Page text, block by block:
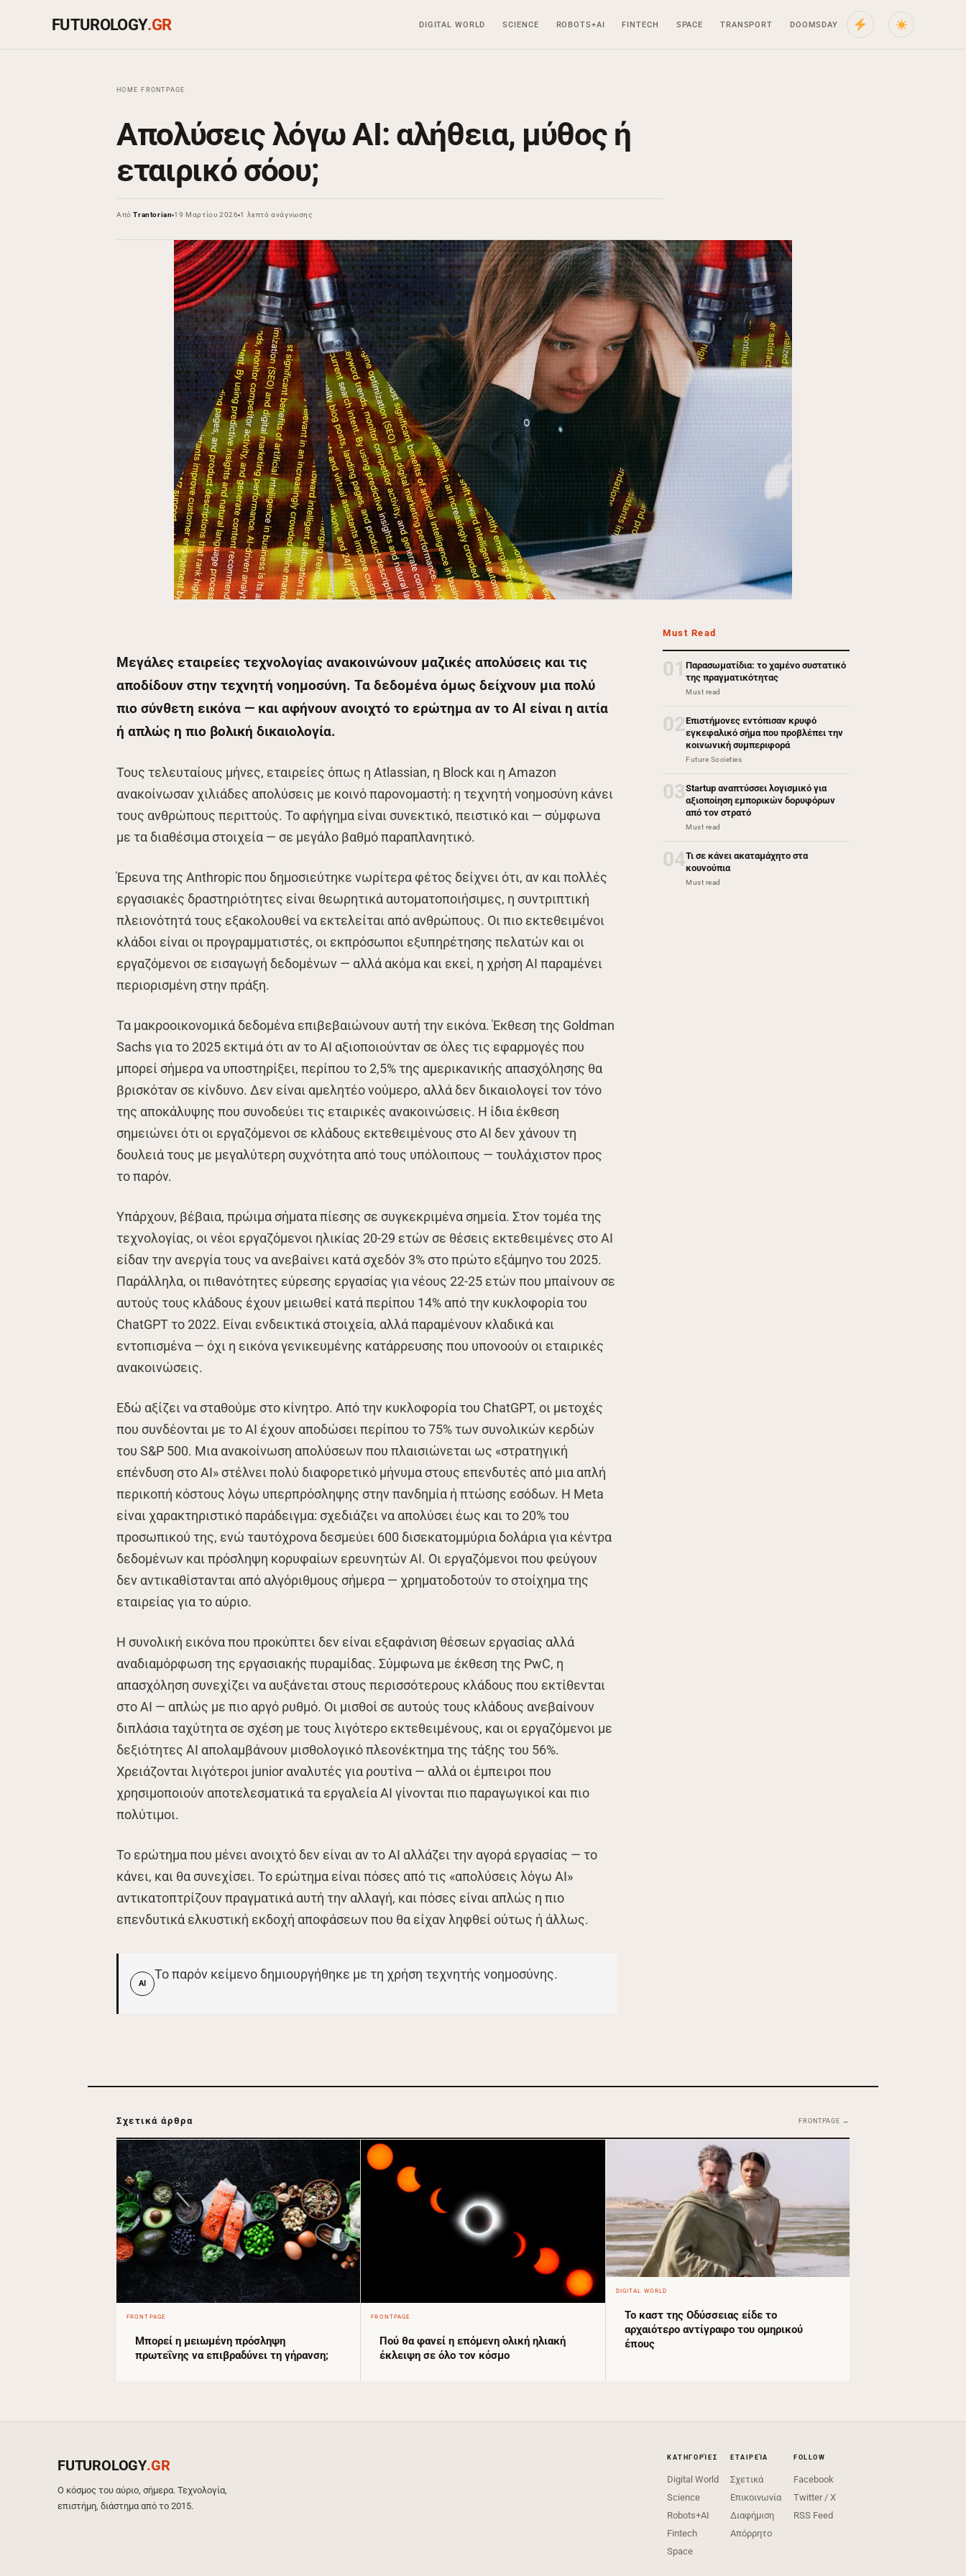
FUTUROLOGY.GR DIGITAL WORLD SCIENCE ROBOTS+AI FINTECH SPACE TRANSPORT DOOMSDAY
HOME FRONTPAGE
Απολύσεις λόγω AI: αλήθεια, μύθος ή
εταιρικό σόου;
ΑπόTrantorian 19 Μαρτίου 2026 1 λεπτό ανάγνωσης
Μεγάλες εταιρείες τεχνολογίας ανακοινώνουν μαζικές απολύσεις και τις
αποδίδουν στην τεχνητή νοημοσύνη. Τα δεδομένα όμως δείχνουν μια πολύ
πιο σύνθετη εικόνα — και αφήνουν ανοιχτό το ερώτημα αν το AI είναι η αιτία
ή απλώς η πιο βολική δικαιολογία.
Τους τελευταίους μήνες, εταιρείες όπως η Atlassian, η Block και η Amazon
ανακοίνωσαν χιλιάδες απολύσεις με κοινό παρονομαστή: η τεχνητή νοημοσύνη κάνει
τους ανθρώπους περιττούς. Το αφήγημα είναι συνεκτικό, πειστικό και — σύμφωνα
με τα διαθέσιμα στοιχεία — σε μεγάλο βαθμό παραπλανητικό.
Έρευνα της Anthropic που δημοσιεύτηκε νωρίτερα φέτος δείχνει ότι, αν και πολλές
εργασιακές δραστηριότητες είναι θεωρητικά αυτοματοποιήσιμες, η συντριπτική
πλειονότητά τους εξακολουθεί να εκτελείται από ανθρώπους. Οι πιο εκτεθειμένοι
κλάδοι είναι οι προγραμματιστές, οι εκπρόσωποι εξυπηρέτησης πελατών και οι
εργαζόμενοι σε εισαγωγή δεδομένων — αλλά ακόμα και εκεί, η χρήση AI παραμένει
περιορισμένη στην πράξη.
Τα μακροοικονομικά δεδομένα επιβεβαιώνουν αυτή την εικόνα. Έκθεση της Goldman
Sachs για το 2025 εκτιμά ότι αν το AI αξιοποιούνταν σε όλες τις εφαρμογές που
μπορεί σήμερα να υποστηρίξει, περίπου το 2,5% της αμερικανικής απασχόλησης θα
βρισκόταν σε κίνδυνο. Δεν είναι αμελητέο νούμερο, αλλά δεν δικαιολογεί τον τόνο
της αποκάλυψης που συνοδεύει τις εταιρικές ανακοινώσεις. Η ίδια έκθεση
σημειώνει ότι οι εργαζόμενοι σε κλάδους εκτεθειμένους στο AI δεν χάνουν τη
δουλειά τους με μεγαλύτερη συχνότητα από τους υπόλοιπους — τουλάχιστον προς
το παρόν.
Υπάρχουν, βέβαια, πρώιμα σήματα πίεσης σε συγκεκριμένα σημεία. Στον τομέα της
τεχνολογίας, οι νέοι εργαζόμενοι ηλικίας 20-29 ετών σε θέσεις εκτεθειμένες στο AI
είδαν την ανεργία τους να ανεβαίνει κατά σχεδόν 3% στο πρώτο εξάμηνο του 2025.
Παράλληλα, οι πιθανότητες εύρεσης εργασίας για νέους 22-25 ετών που μπαίνουν σε
αυτούς τους κλάδους έχουν μειωθεί κατά περίπου 14% από την κυκλοφορία του
ChatGPT το 2022. Είναι ενδεικτικά στοιχεία, αλλά παραμένουν κλαδικά και
εντοπισμένα — όχι η εικόνα γενικευμένης κατάρρευσης που υπονοούν οι εταιρικές
ανακοινώσεις.
Εδώ αξίζει να σταθούμε στο κίνητρο. Από την κυκλοφορία του ChatGPT, οι μετοχές
που συνδέονται με το AI έχουν αποδώσει περίπου το 75% των συνολικών κερδών
του S&P 500. Μια ανακοίνωση απολύσεων που πλαισιώνεται ως «στρατηγική
επένδυση στο AI» στέλνει πολύ διαφορετικό μήνυμα στους επενδυτές από μια απλή
περικοπή κόστους λόγω υπερπρόσληψης στην πανδημία ή πτώσης εσόδων. Η Meta
είναι χαρακτηριστικό παράδειγμα: σχεδιάζει να απολύσει έως και το 20% του
προσωπικού της, ενώ ταυτόχρονα δεσμεύει 600 δισεκατομμύρια δολάρια για κέντρα
δεδομένων και πρόσληψη κορυφαίων ερευνητών AI. Οι εργαζόμενοι που φεύγουν
δεν αντικαθίστανται από αλγόριθμους σήμερα — χρηματοδοτούν το στοίχημα της
εταιρείας για το αύριο.
Η συνολική εικόνα που προκύπτει δεν είναι εξαφάνιση θέσεων εργασίας αλλά
αναδιαμόρφωση της εργασιακής πυραμίδας. Σύμφωνα με έκθεση της PwC, η
απασχόληση συνεχίζει να αυξάνεται στους περισσότερους κλάδους που εκτίθενται
στο AI — απλώς με πιο αργό ρυθμό. Οι μισθοί σε αυτούς τους κλάδους ανεβαίνουν
διπλάσια ταχύτητα σε σχέση με τους λιγότερο εκτεθειμένους, και οι εργαζόμενοι με
δεξιότητες AI απολαμβάνουν μισθολογικό πλεονέκτημα της τάξης του 56%.
Χρειάζονται λιγότεροι junior αναλυτές για ρουτίνα — αλλά οι έμπειροι που
χρησιμοποιούν αποτελεσματικά τα εργαλεία AI γίνονται πιο παραγωγικοί και πιο
πολύτιμοι.
Το ερώτημα που μένει ανοιχτό δεν είναι αν το AI αλλάζει την αγορά εργασίας — το
κάνει, και θα συνεχίσει. Το ερώτημα είναι πόσες από τις «απολύσεις λόγω AI»
αντικατοπτρίζουν πραγματικά αυτή την αλλαγή, και πόσες είναι απλώς η πιο
επενδυτικά ελκυστική εκδοχή αποφάσεων που θα είχαν ληφθεί ούτως ή άλλως.
AI
Το παρόν κείμενο δημιουργήθηκε με τη χρήση τεχνητής νοημοσύνης.
Must Read
01 Παρασωματίδια: το χαμένο συστατικό
της πραγματικότητας
Must read
02Επιστήμονες εντόπισαν κρυφό
εγκεφαλικό σήμα που προβλέπει την
κοινωνική συμπεριφορά
Future Societies
03Startup αναπτύσσει λογισμικό για
αξιοποίηση εμπορικών δορυφόρων
από τον στρατό
Must read
04Τι σε κάνει ακαταμάχητο στα
κουνούπια
Must read
Σχετικά άρθρα FRONTPAGE →
FRONTPAGE
Μπορεί η μειωμένη πρόσληψη
πρωτεΐνης να επιβραδύνει τη γήρανση;
FRONTPAGE
Πού θα φανεί η επόμενη ολική ηλιακή
έκλειψη σε όλο τον κόσμο
DIGITAL WORLD
Το καστ της Οδύσσειας είδε το
αρχαιότερο αντίγραφο του ομηρικού
έπους
FUTUROLOGY.GR
Ο κόσμος του αύριο, σήμερα. Τεχνολογία,
επιστήμη, διάστημα από το 2015.
ΚΑΤΗΓΟΡΊΕΣ
Digital World
Science
Robots+AI
Fintech
Space
ΕΤΑΙΡΕΊΑ
Σχετικά
Επικοινωνία
Διαφήμιση
Απόρρητο
FOLLOW
Facebook
Twitter / X
RSS Feed